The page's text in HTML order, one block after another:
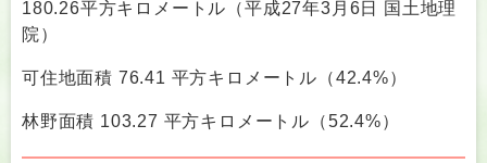
180.26平方キロメートル（平成27年3月6日 国土地理
院）
可住地面積 76.41 平方キロメートル（42.4%）
林野面積 103.27 平方キロメートル（52.4%）